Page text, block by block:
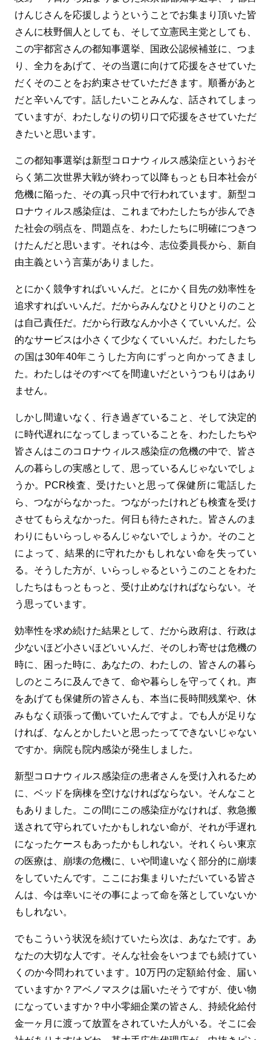
けんじさんを応援しようということでお集まり頂いた皆
さんに枝野個人としても、そして立憲民主党としても、
この宇都宮さんの都知事選挙、国政公認候補並に、つま
り、全力をあげて、その当選に向けて応援をさせていた
だくそのことをお約束させていただきます。順番があと
だと辛いんです。話したいことみんな、話されてしまっ
ていますが、わたしなりの切り口で応援をさせていただ
きたいと思います。
この都知事選挙は新型コロナウィルス感染症というおそ
らく第二次世界大戦が終わって以降もっとも日本社会が
危機に陥った、その真っ只中で行われています。新型コ
ロナウィルス感染症は、これまでわたしたちが歩んでき
た社会の弱点を、問題点を、わたしたちに明確につきつ
けたんだと思います。それは今、志位委員長から、新自
由主義という言葉がありました。
とにかく競争すればいいんだ。とにかく目先の効率性を
追求すればいいんだ。だからみんなひとりひとりのこと
は自己責任だ。だから行政なんか小さくていいんだ。公
的なサービスは小さくて少なくていいんだ。わたしたち
の国は30年40年こうした方向にずっと向かってきまし
た。わたしはそのすべてを間違いだというつもりはあり
ません。
しかし間違いなく、行き過ぎていること、そして決定的
に時代遅れになってしまっていることを、わたしたちや
皆さんはこのコロナウィルス感染症の危機の中で、皆さ
んの暮らしの実感として、思っているんじゃないでしょ
うか。PCR検査、受けたいと思って保健所に電話した
ら、つながらなかった。つながったけれども検査を受け
させてもらえなかった。何日も待たされた。皆さんのま
わりにもいらっしゃるんじゃないでしょうか。そのこと
によって、結果的に守れたかもしれない命を失ってい
る。そうした方が、いらっしゃるというこのことをわた
したちはもっともっと、受け止めなければならない。そ
う思っています。
効率性を求め続けた結果として、だから政府は、行政は
少ないほど小さいほどいいんだ、そのしわ寄せは危機の
時に、困った時に、あなたの、わたしの、皆さんの暮ら
しのところに及んできて、命や暮らしを守ってくれ。声
をあげても保健所の皆さんも、本当に長時間残業や、休
みもなく頑張って働いていたんですよ。でも人が足りな
ければ、なんとかしたいと思ったってできないじゃない
ですか。病院も院内感染が発生しました。
新型コロナウィルス感染症の患者さんを受け入れるため
に、ベッドを病棟を空けなければならない。そんなこと
もありました。この間にこの感染症がなければ、救急搬
送されて守られていたかもしれない命が、それが手遅れ
になったケースもあったかもしれない。それくらい東京
の医療は、崩壊の危機に、いや間違いなく部分的に崩壊
をしていたんです。ここにお集まりいただいている皆さ
んは、今は幸いにその事によって命を落としていないか
もしれない。
でもこういう状況を続けていたら次は、あなたです。あ
なたの大切な人です。そんな社会をいつまでも続けてい
くのか今問われています。10万円の定額給付金、届い
ていますか？アベノマスクは届いたそうですが、使い物
になっていますか？中小零細企業の皆さん、持続化給付
金一ヶ月に渡って放置をされていた人がいる。そこに会